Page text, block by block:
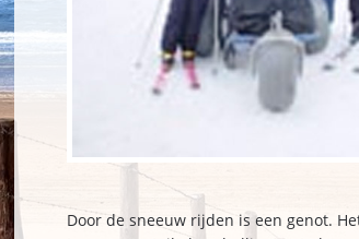
Door de sneeuw rijden is een genot.